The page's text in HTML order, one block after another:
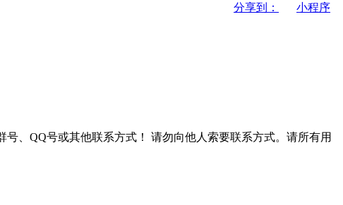
分享到：
小程序
、QQ号或其他联系方式！
请勿向他人索要联系方式。请所有用